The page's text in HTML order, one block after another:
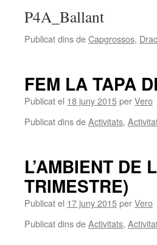
P4A_Ballant
Publicat dins deCapgrossos,
FEM LA TAPA
Publicat el 18 juny 2015perVero
Publicat dins deActivitats,
L’AMBIENT DE
TRIMESTRE)
Publicat el 17 juny 2015perVero
Publicat dins deActivitats,